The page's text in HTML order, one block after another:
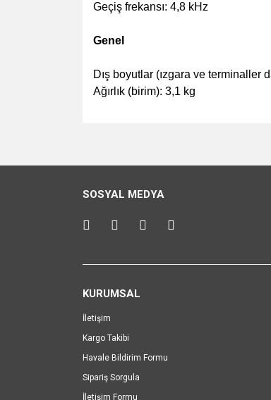
Geçiş frekansı: 4,8 kHz
Genel
Dış boyutlar (ızgara ve terminaller
Ağırlık (birim): 3,1 kg
Ürün açıklamasında eksik bilgiler
SOSYAL MEDYA
KURUMSAL
İletişim
Kargo Takibi
Havale Bildirim Formu
Sipariş Sorgula
İletişim Formu